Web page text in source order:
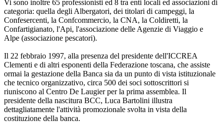
Vi sono inoltre 65 professionisti ed 8 tra enti locali ed associazioni di
categoria: quella degli Albergatori, dei titolari di campeggi, la
Confesercenti, la Confcommercio, la CNA, la Coldiretti, la
Confartigianato, l'Api, l'associazione delle Agenzie di Viaggio e
Alpe (associazione pescatori).
Il 22 febbraio 1997, alla presenza del presidente dell'ICCREA
Clementi e di altri esponenti della Federazione toscana, che assiste
ormai la gestazione della Banca sia da un punto di vista istituzionale
che tecnico organizzativo, circa 500 dei soci sottoscrittori si
riuniscono al Centro De Laugier per la prima assemblea. Il
presidente della nascitura BCC, Luca Bartolini illustra
dettagliatamente l'attività promozionale svolta in vista della
costituzione della banca.